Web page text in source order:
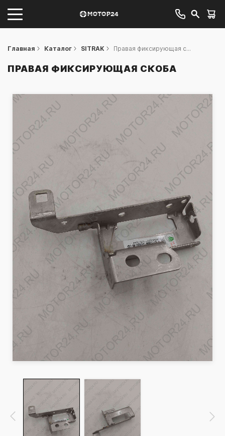
Главная Каталог SITRAK Правая фиксирующая с...
ПРАВАЯ ФИКСИРУЮЩАЯ СКОБА